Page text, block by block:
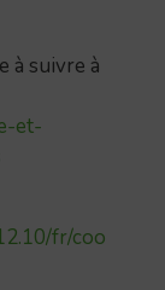
à suivre à
et-
fr/coo